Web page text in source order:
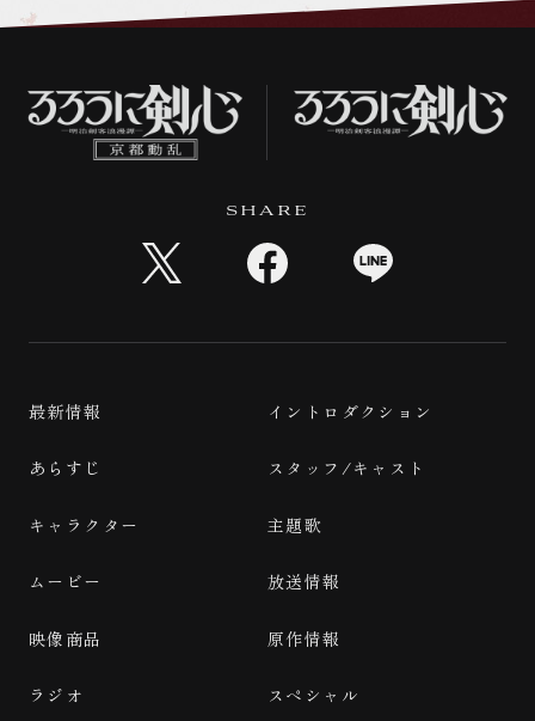
SHARE
最新情報 イントロダクション
あらすじ スタッフ/キャスト
キャラクター 主題歌
ムービー 放送情報
映像商品 原作情報
ラジオ スペシャル